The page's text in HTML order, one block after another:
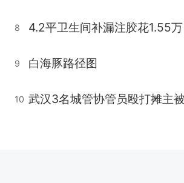
8 4.2平卫生间补漏注胶花1.55万
9 白海豚路径图
10